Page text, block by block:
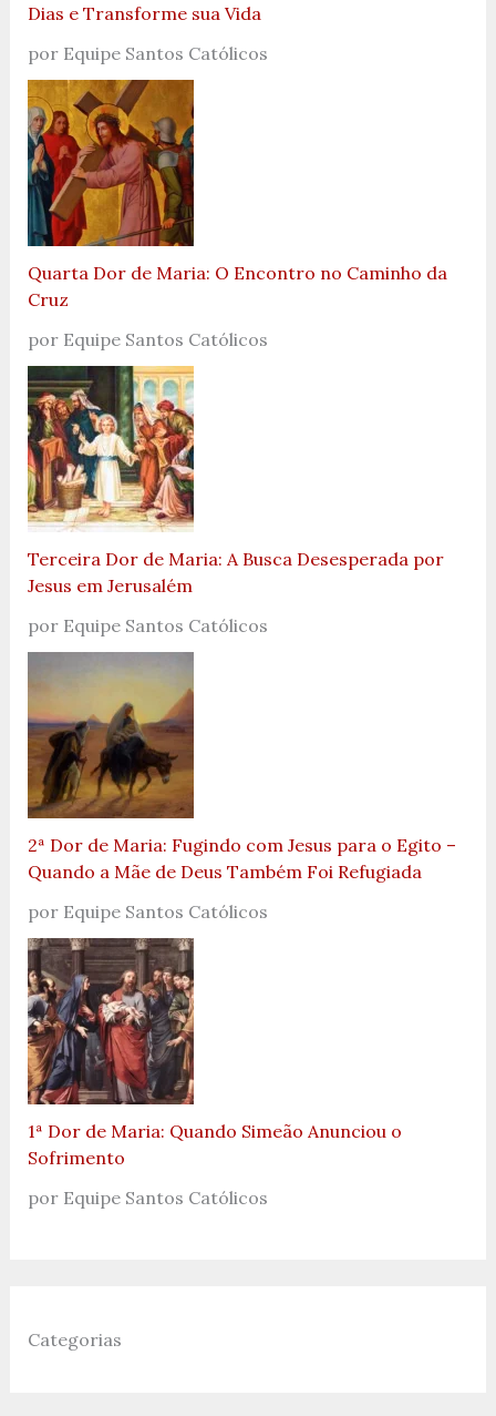
Dias e Transforme sua Vida
por Equipe Santos Católicos
Quarta Dor de Maria: O Encontro no Caminho da
Cruz
por Equipe Santos Católicos
Terceira Dor de Maria: A Busca Desesperada por
Jesus em Jerusalém
por Equipe Santos Católicos
2ª Dor de Maria: Fugindo com Jesus para o Egito –
Quando a Mãe de Deus Também Foi Refugiada
por Equipe Santos Católicos
1ª Dor de Maria: Quando Simeão Anunciou o
Sofrimento
por Equipe Santos Católicos
Categorias